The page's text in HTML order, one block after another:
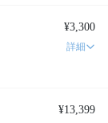
¥3,300
詳細
¥13,399